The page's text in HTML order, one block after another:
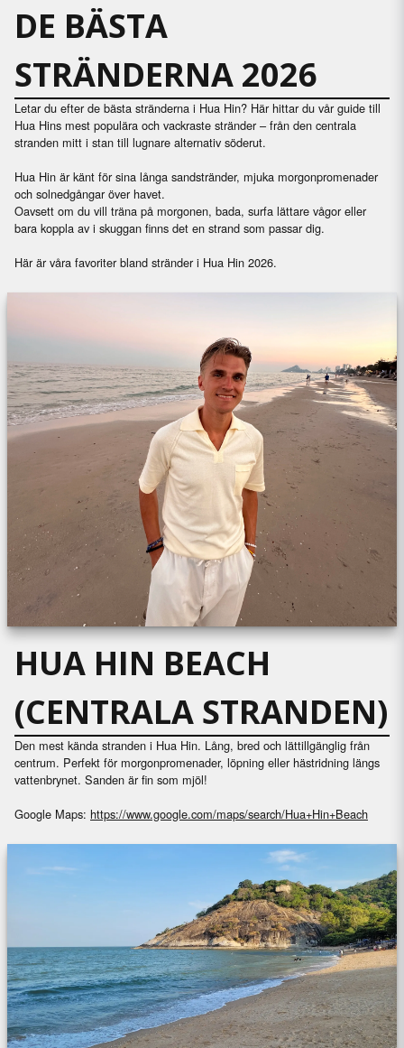
DE BÄSTA
STRÄNDERNA 2026
Letar du efter de bästa stränderna i Hua Hin? Här hittar du vår guide till
Hua Hins mest populära och vackraste stränder – från den centrala
stranden mitt i stan till lugnare alternativ söderut.
Hua Hin är känt för sina långa sandstränder, mjuka morgonpromenader
och solnedgångar över havet.
Oavsett om du vill träna på morgonen, bada, surfa lättare vågor eller
bara koppla av i skuggan finns det en strand som passar dig.
Här är våra favoriter bland stränder i Hua Hin 2026.
HUA HIN BEACH
(CENTRALA STRANDEN)
Den mest kända stranden i Hua Hin. Lång, bred och lättillgänglig från
centrum. Perfekt för morgonpromenader, löpning eller hästridning längs
vattenbrynet. Sanden är fin som mjöl!
Google Maps: https://www.google.com/maps/search/Hua+Hin+Beach